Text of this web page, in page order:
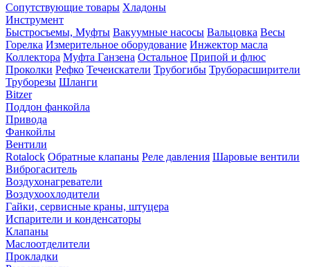
Сопутствующие товары Хладоны
Инструмент
Быстросъемы, Муфты Вакуумные насосы Вальцовка Весы
Горелка Измерительное оборудование Инжектор масла
Коллектора Муфта Ганзена Остальное Припой и флюс
Проколки Рефко Течеискатели Трубогибы Труборасширители
Труборезы Шланги
Bitzer
Поддон фанкойла
Привода
Фанкойлы
Вентили
Rotalock Обратные клапаны Реле давления Шаровые вентили
Виброгаситель
Воздухонагреватели
Воздухоохлодители
Гайки, сервисные краны, штуцера
Испарители и конденсаторы
Клапаны
Маслоотделители
Прокладки